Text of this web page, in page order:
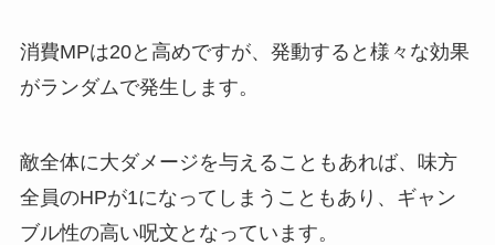
消費MPは20と高めですが、発動すると様々な効果
がランダムで発生します。
敵全体に大ダメージを与えることもあれば、味方
全員のHPが1になってしまうこともあり、ギャン
ブル性の高い呪文となっています。